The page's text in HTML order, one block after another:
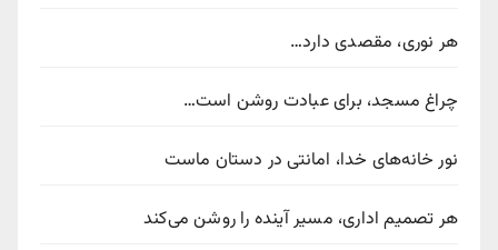
هر نوری، مقصدی دارد…
چراغ مسجد، برای عبادت روشن است…
نور خانه‌های خدا، امانتی در دستان ماست
هر تصمیم اداری، مسیر آینده را روشن می‌کند